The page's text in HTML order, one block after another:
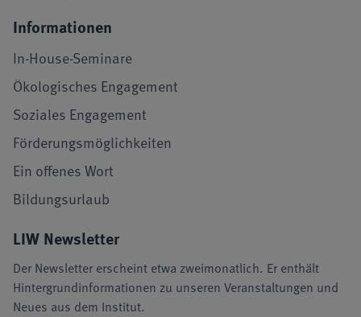
Informationen
In-House-Seminare
Ökologisches Engagement
Soziales Engagement
Förderungsmöglichkeiten
Ein offenes Wort
Bildungsurlaub
LIW Newsletter
Der Newsletter erscheint etwa zweimonatlich. Er enthält
Hintergrundinformationen zu unseren Veranstaltungen und
Neues aus dem Institut.